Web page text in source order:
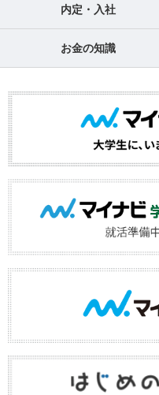
内定・入社
お金の知識